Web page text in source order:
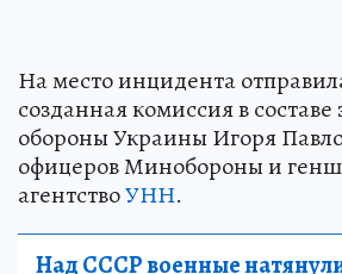
На место инцидента
созданная комиссия в
обороны Украины Игоря
офицеров Минобороны и
агентствоУНН.
Над СССР военные